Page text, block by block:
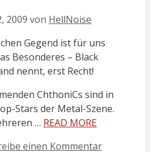
2009 von HellNoise
Gegend ist für uns
Besonderes – Black
nennt, erst Recht!
ChthoniCs sind in
Stars der Metal-Szene.
… READ MORE
einen Kommentar